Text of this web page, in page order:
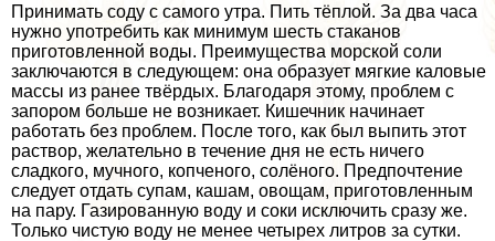
Принимать соду с самого утра. Пить тёплой. За два часа
нужно употребить как минимум шесть стаканов
приготовленной воды. Преимущества морской соли
заключаются в следующем: она образует мягкие каловые
массы из ранее твёрдых. Благодаря этому, проблем с
запором больше не возникает. Кишечник начинает
работать без проблем. После того, как был выпить этот
раствор, желательно в течение дня не есть ничего
сладкого, мучного, копченого, солёного. Предпочтение
следует отдать супам, кашам, овощам, приготовленным
на пару. Газированную воду и соки исключить сразу же.
Только чистую воду не менее четырех литров за сутки.